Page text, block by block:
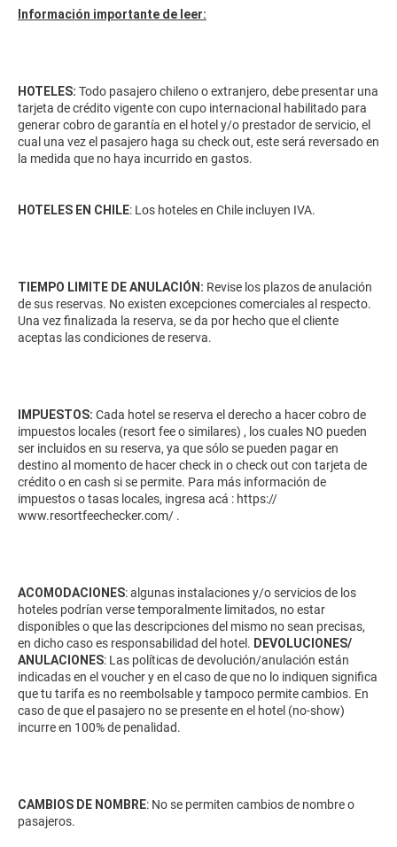
Información importante de leer:
HOTELES: Todo pasajero chileno o extranjero, debe presentar una
tarjeta de crédito vigente con cupo internacional habilitado para
generar cobro de garantía en el hotel y/o prestador de servicio, el
cual una vez el pasajero haga su check out, este será reversado en
la medida que no haya incurrido en gastos.
HOTELES EN CHILE: Los hoteles en Chile incluyen IVA.
TIEMPO LIMITE DE ANULACIÓN: Revise los plazos de anulación
de sus reservas. No existen excepciones comerciales al respecto.
Una vez finalizada la reserva, se da por hecho que el cliente
aceptas las condiciones de reserva.
IMPUESTOS: Cada hotel se reserva el derecho a hacer cobro de
impuestos locales (resort fee o similares) , los cuales NO pueden
ser incluidos en su reserva, ya que sólo se pueden pagar en
destino al momento de hacer check in o check out con tarjeta de
crédito o en cash si se permite. Para más información de
impuestos o tasas locales, ingresa acá : https://
www.resortfeechecker.com/ .
ACOMODACIONES: algunas instalaciones y/o servicios de los
hoteles podrían verse temporalmente limitados, no estar
disponibles o que las descripciones del mismo no sean precisas,
en dicho caso es responsabilidad del hotel. DEVOLUCIONES/
ANULACIONES: Las políticas de devolución/anulación están
indicadas en el voucher y en el caso de que no lo indiquen significa
que tu tarifa es no reembolsable y tampoco permite cambios. En
caso de que el pasajero no se presente en el hotel (no-show)
incurre en 100% de penalidad.
CAMBIOS DE NOMBRE: No se permiten cambios de nombre o
pasajeros.